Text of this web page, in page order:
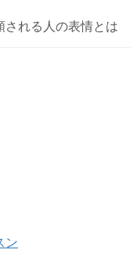
される人の表情とは
ン